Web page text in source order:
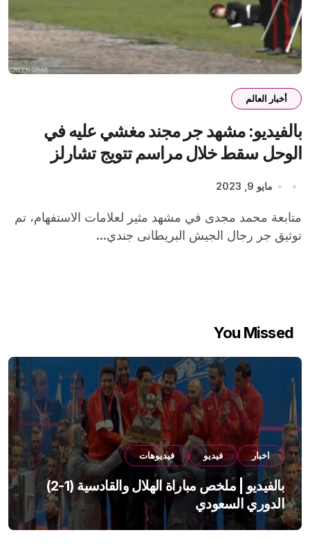
أخبار العالم
بالفيديو: مشهد جر مجند مغشي عليه في
الوحل سقط خلال مراسم تتويج تشارلز
مايو 9, 2023
متابعة محمد مجدى في مشهد مثير لعلامات الاستفهام، تم
توثيق جر رجال الجيش البريطانى جندي...
You Missed
اخبار فيديو فيديوهات
بالفيديو | ملخص مباراة الهلال والقادسية (1-2)
الدوري السعودي